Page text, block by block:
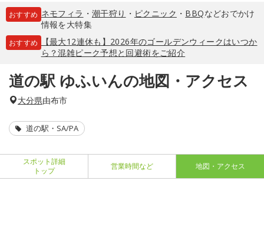
おすすめ ネモフィラ ・ 潮干狩り ・ ピクニック ・ BBQなどおでかけ
情報を大特集
おすすめ
【最大12連休も】2026年のゴールデンウィークはいつか
ら？混雑ピーク予想と回避術をご紹介
道の駅 ゆふいんの地図・アクセス
大分県由布市
道の駅・SA/PA
スポット詳細
トップ
営業時間など 地図・アクセス